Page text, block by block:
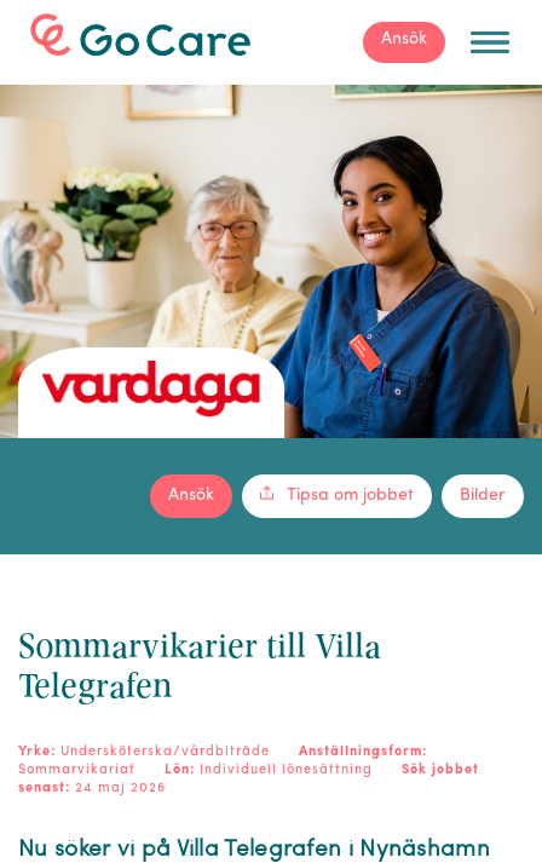
För arbetsgivare Ansök
Bilder
Tipsa om jobbet
Ansök
Sommarvikarier till Villa
Telegrafen
Yrke: Undersköterska/vårdbiträde
Anställningsform:
Sommarvikariat
Lön: Individuell lönesättning
Sök jobbet
senast: 24 maj 2026
Nu söker vi på Villa Telegrafen i Nynäshamn